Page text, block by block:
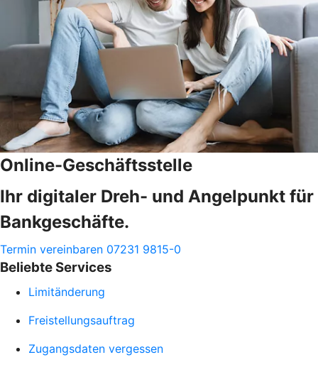
Online-Geschäftsstelle
Ihr digitaler Dreh- und Angelpunkt für
Bankgeschäfte.
Termin vereinbaren 07231 9815-0
Beliebte Services
Limitänderung
Freistellungsauftrag
Zugangsdaten vergessen